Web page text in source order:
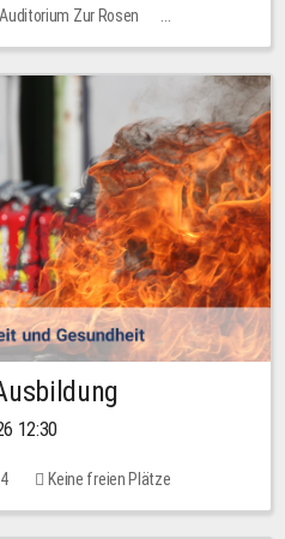
Zur Rosen
12:30
Keine freien Plätze